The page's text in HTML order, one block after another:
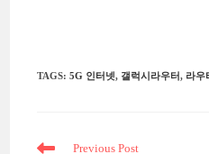
TAGS:5G 인터넷, 갤럭시라우터, 라우
Read
Previous Post